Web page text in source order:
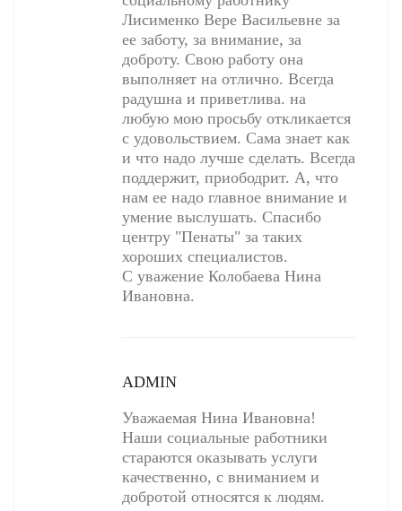
Лисименко Вере Васильевне за
ее заботу, за внимание, за
доброту. Свою работу она
выполняет на отлично. Всегда
радушна и приветлива. на
любую мою просьбу откликается
с удовольствием. Сама знает как
и что надо лучше сделать. Всегда
поддержит, приободрит. А, что
нам ее надо главное внимание и
умение выслушать. Спасибо
центру "Пенаты" за таких
хороших специалистов.
С уважение Колобаева Нина
Ивановна.
ADMIN
Уважаемая Нина Ивановна!
Наши социальные работники
стараются оказывать услуги
качественно, с вниманием и
добротой относятся к людям.